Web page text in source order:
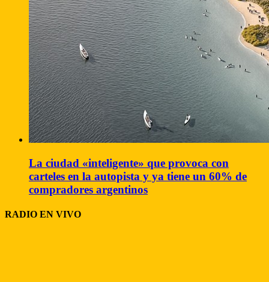
La ciudad «inteligente» que provoca con
carteles en la autopista y ya tiene un 60% de
compradores argentinos
RADIO EN VIVO